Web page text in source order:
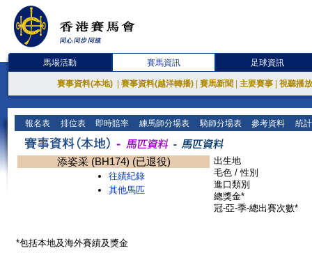
馬場活動 賽馬資訊 足球資訊
賽事資料(本地) 賽事資料(越洋轉播) 賽馬新聞 主要賽事 視聽播
報名表 排位表 即時賠率 練馬師分場表 騎師分場表 參考資料 統
添姿采 (BH174) (已退役)
往績紀錄
其他馬匹
出生地
毛色 / 性別
進口類別
總獎金*
冠-亞-季-總出賽次數*
*包括本地及海外賽績及獎金